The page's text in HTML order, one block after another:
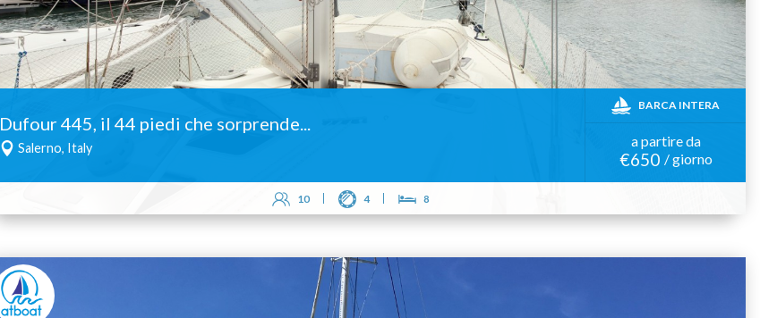
Dufour 445, il 44 piedi che sorprende...
Salerno, Italy
BARCA INTERA
a partire da
€650 / giorno
10 4 8